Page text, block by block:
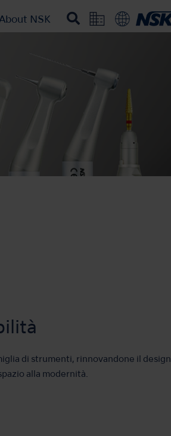
NSK
di strumenti, rinnovandone il design
alla modernità.